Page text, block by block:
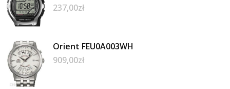
237,00zł
Orient FEU0A003WH
909,00zł